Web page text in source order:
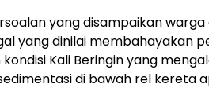
yang disampaikan
yang dinilai membahayakan
Kali Beringin yang
di bawah rel kereta